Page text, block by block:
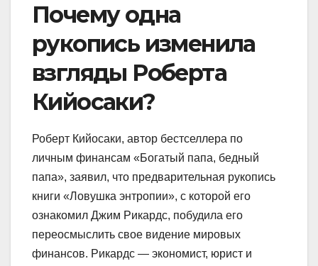
Почему одна
рукопись изменила
взгляды Роберта
Кийосаки?
Роберт Кийосаки, автор бестселлера по
личным финансам «Богатый папа, бедный
папа», заявил, что предварительная рукопись
книги «Ловушка энтропии», с которой его
ознакомил Джим Рикардс, побудила его
переосмыслить свое видение мировых
финансов. Рикардс — экономист, юрист и